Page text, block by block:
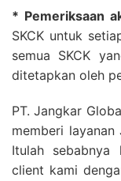
* Pemeriksaan
SKCK untuk
semua SKCK
ditetapkan oleh
PT. Jangkar
memberi layanan
Itulah sebabnya
client kami